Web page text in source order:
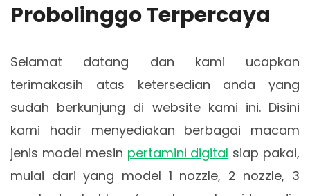
Probolinggo Terpercaya
Selamat datang dan kami ucapkan
terimakasih atas ketersedian anda yang
sudah berkunjung di website kami ini. Disini
kami hadir menyediakan berbagai macam
jenis model mesin pertamini digital siap pakai,
mulai dari yang model 1 nozzle, 2 nozzle, 3